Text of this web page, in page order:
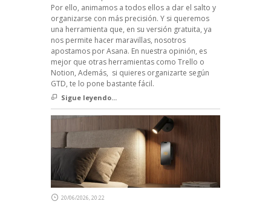
Por ello, animamos a todos ellos a dar el salto y
organizarse con más precisión. Y si queremos
una herramienta que, en su versión gratuita, ya
nos permite hacer maravillas, nosotros
apostamos por Asana. En nuestra opinión, es
mejor que otras herramientas como Trello o
Notion, Además, si quieres organizarte según
GTD, te lo pone bastante fácil.
Sigue leyendo...
20/06/2026, 20:22